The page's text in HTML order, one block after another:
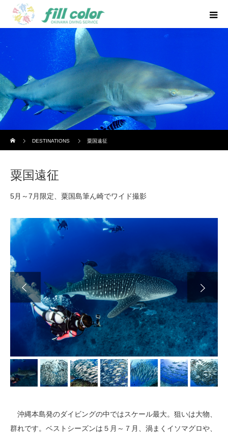
DESTINATIONS
粟国遠征
粟国遠征
5月～7月限定、粟国島筆ん崎でワイド撮影
Next
沖縄本島発のダイビングの中ではスケール最大。狙いは大物、
群れです。ベストシーズンは５月～７月、渦まくイソマグロや、